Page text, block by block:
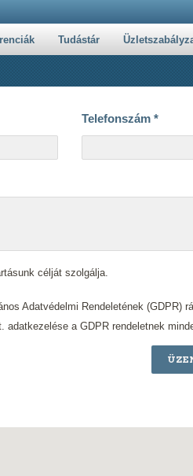
Tudástár
Telefonszám *
célját szolgálja.
Adatvédelmi Rendeletének (GDPR)
a GDPR rendeletnek